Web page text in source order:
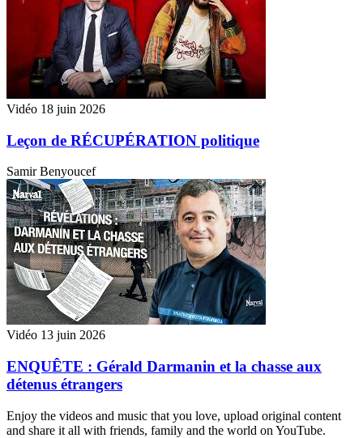
Vidéo 18 juin 2026
Leçon de RÉCUPÉRATION politique
Samir Benyoucef
Vidéo 13 juin 2026
ENQUÊTE : Gérald Darmanin et la chasse aux
détenus étrangers
Enjoy the videos and music that you love, upload original content
and share it all with friends, family and the world on YouTube.